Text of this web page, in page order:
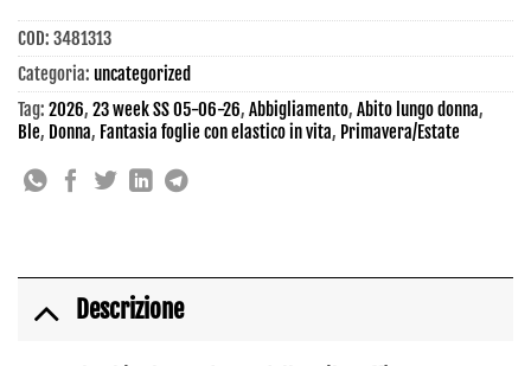
COD: 3481313
Categoria: uncategorized
Tag: 2026, 23 week SS 05-06-26, Abbigliamento, Abito lungo donna,
Ble, Donna, Fantasia foglie con elastico in vita, Primavera/Estate
Descrizione